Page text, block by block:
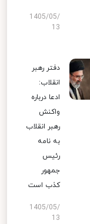
1405/05/
13
دفتر رهبر
انقلاب:
ادعا درباره
واکنش
رهبر انقلاب
به نامه
رئیس
جمهور
کذب است
1405/05/
13